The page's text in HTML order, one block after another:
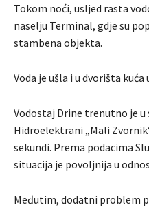
Tokom noći, usljed rasta
naselju Terminal, gdje su
stambena objekta.
Voda je ušla i u dvorišta kuća
Vodostaj Drine trenutno je
Hidroelektrani „Mali
sekundi. Prema podacima
situacija je povoljnija u
Međutim, dodatni problem